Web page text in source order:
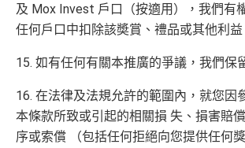
及 Mox Invest 戶口（按適用），我們有
任何戶口中扣除該奬賞、禮品或其他利益
15. 如有任何有關本推廣的爭議，我們保
16. 在法律及法規允許的範圍內，就您因
本條款所致或引起的相關損 失、損害賠
序或索償 （包括任何拒絕向您提供任何